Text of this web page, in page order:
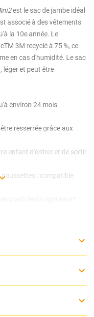
est le sac de jambe idéal
associé à des vêtements
la 10e année. Le
3M recyclé à 75 %, ce
en cas d'humidité. Le sac
léger et peut être
environ 24 mois
resserrée grâce aux
enfant d'entrer et de sortir
poussettes : compatible